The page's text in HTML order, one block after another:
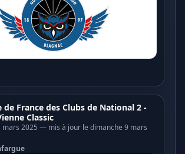
de France des Clubs de National 2 -
Classic
mars 2025 — mis à jour le dimanche 9 mars